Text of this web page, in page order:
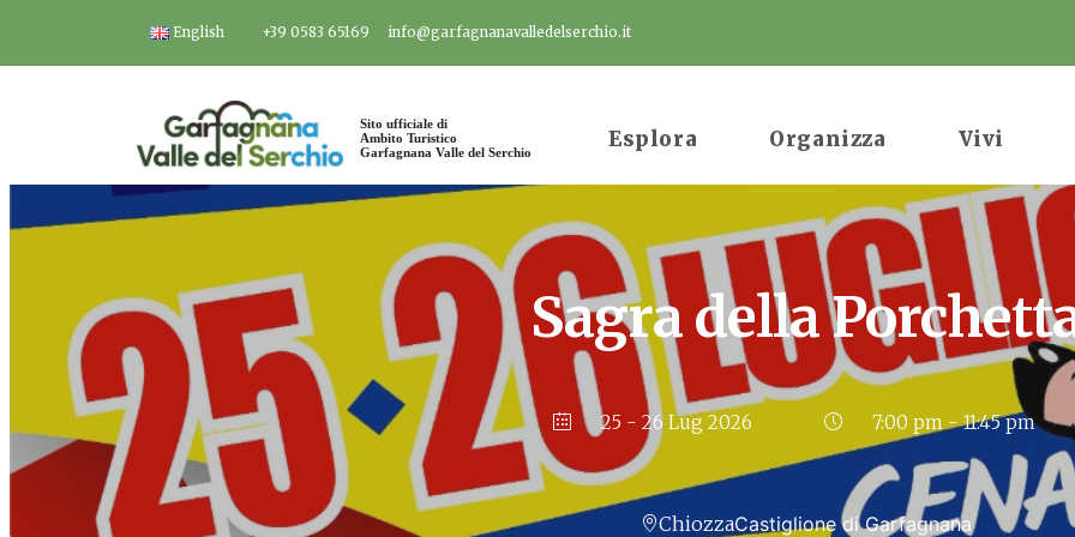
contenuto
English +39 0583 65169 info@garfagnanavalledelserchio.it
Sito ufficiale di
Ambito Turistico
Garfagnana Valle del Serchio
Esplora Organizza Vivi
Sagra della
25 - 26 Lug 2026 7:00 pm - 11:45 pm
ChiozzaCastiglione di Garfagnana